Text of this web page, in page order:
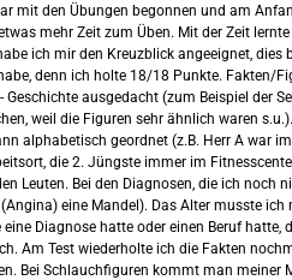
mit den Übungen begonnen und am
mehr Zeit zum Üben. Mit der Zeit
ich mir den Kreuzblick angeeignet,
denn ich holte 18/18 Punkte. Fakten/
ausgedacht (zum Beispiel
weil die Figuren sehr ähnlich waren
alphabetisch geordnet (z.B. Herr A war
die 2. Jüngste immer im
Leuten. Bei den Diagnosen, die ich
eine Mandel). Das Alter musste
Diagnose hatte oder einen Beruf
Am Test wiederholte ich die Fakten
Bei Schlauchfiguren kommt man